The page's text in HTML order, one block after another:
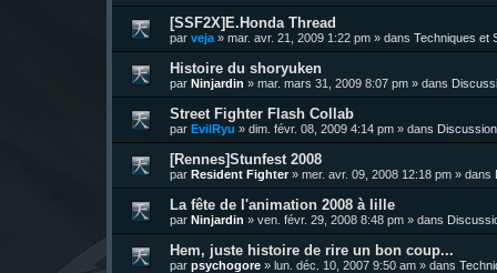
[SSF2X]E.Honda Thread
par veja » mar. avr. 21, 2009 1:22 pm » dans Techniques et
Histoire du shoryuken
par Ninjardin » mar. mars 31, 2009 8:07 pm » dans
Street Fighter Flash Collab
par EvilRyu » dim. févr. 08, 2009 4:14 pm » dans
[Rennes]Stunfest 2008
par Resident Fighter» mer. avr. 09, 2008 12:18 pm » dans
La fête de l'animation 2008 à lille
par Ninjardin » ven. févr. 29, 2008 8:48 pm » dans
Hem, juste histoire de rire un bon coup...
par psychogore » lun. déc. 10, 2007 9:50 am » dans